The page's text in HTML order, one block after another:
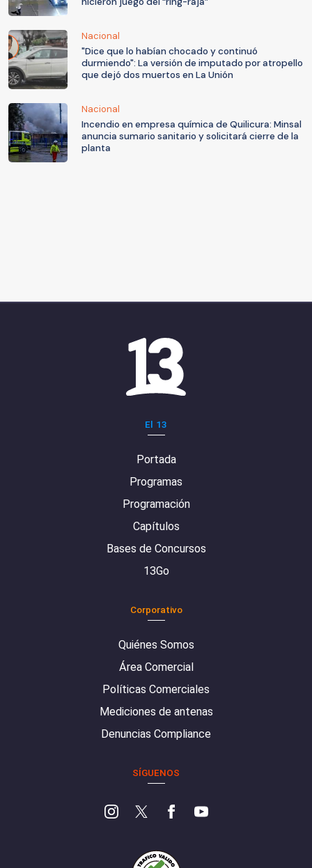
Nacional
"Dice que lo habían chocado y continuó
durmiendo": La versión de imputado por atropello
que dejó dos muertos en La Unión
Nacional
Incendio en empresa química de Quilicura: Minsal
anuncia sumario sanitario y solicitará cierre de la
planta
El 13
Portada
Programas
Programación
Capítulos
Bases de Concursos
13Go
Corporativo
Quiénes Somos
Área Comercial
Políticas Comerciales
Mediciones de antenas
Denuncias Compliance
SÍGUENOS